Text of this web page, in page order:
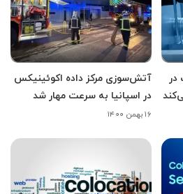
در
آتش‌سوزی مرکز داده اکوئینیکس
در اسپانیا به سرعت مهار شد
۱۶ بهمن ۱۴۰۰